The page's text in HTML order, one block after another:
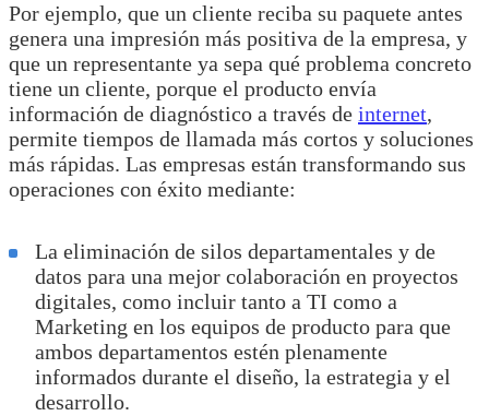
Por ejemplo, que un cliente reciba su paquete antes
genera una impresión más positiva de la empresa, y
que un representante ya sepa qué problema concreto
tiene un cliente, porque el producto envía
información de diagnóstico a través de internet,
permite tiempos de llamada más cortos y soluciones
más rápidas. Las empresas están transformando sus
operaciones con éxito mediante:
La eliminación de silos departamentales y de
datos para una mejor colaboración en proyectos
digitales, como incluir tanto a TI como a
Marketing en los equipos de producto para que
ambos departamentos estén plenamente
informados durante el diseño, la estrategia y el
desarrollo.